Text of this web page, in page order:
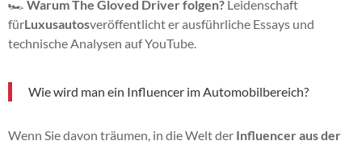
🏎 Warum The Gloved Driver folgen? Leidenschaft
fürLuxusautosveröffentlicht er ausführliche Essays und
technische Analysen auf YouTube.
Wie wird man ein Influencer im Automobilbereich?
Wenn Sie davon träumen, in die Welt der Influencer aus der